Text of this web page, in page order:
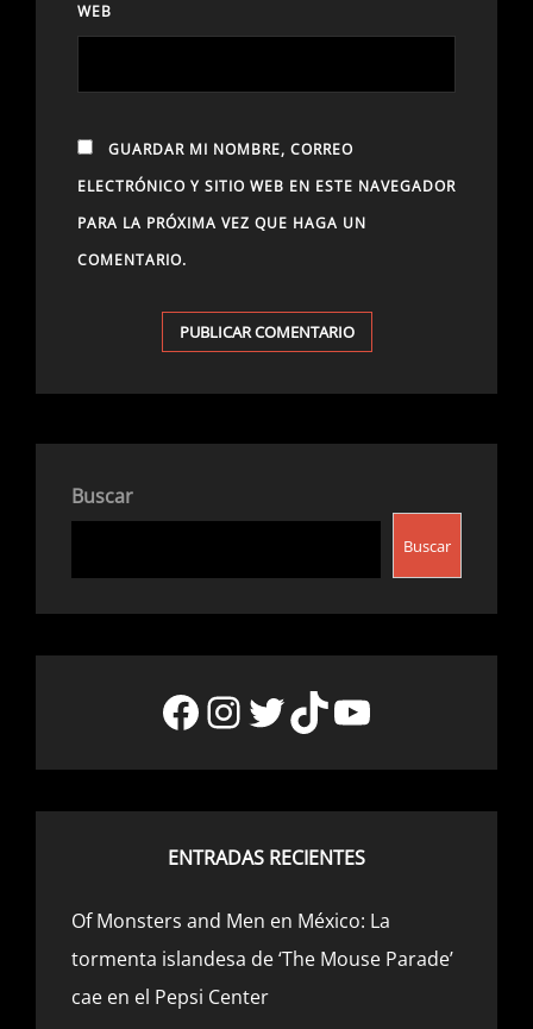
WEB
GUARDAR MI NOMBRE, CORREO
ELECTRÓNICO Y SITIO WEB EN ESTE NAVEGADOR
PARA LA PRÓXIMA VEZ QUE HAGA UN
COMENTARIO.
Buscar
Buscar
Facebook
Instagram
Twitter
TikTok
YouTube
ENTRADAS RECIENTES
Of Monsters and Men en México: La
tormenta islandesa de ‘The Mouse Parade’
cae en el Pepsi Center